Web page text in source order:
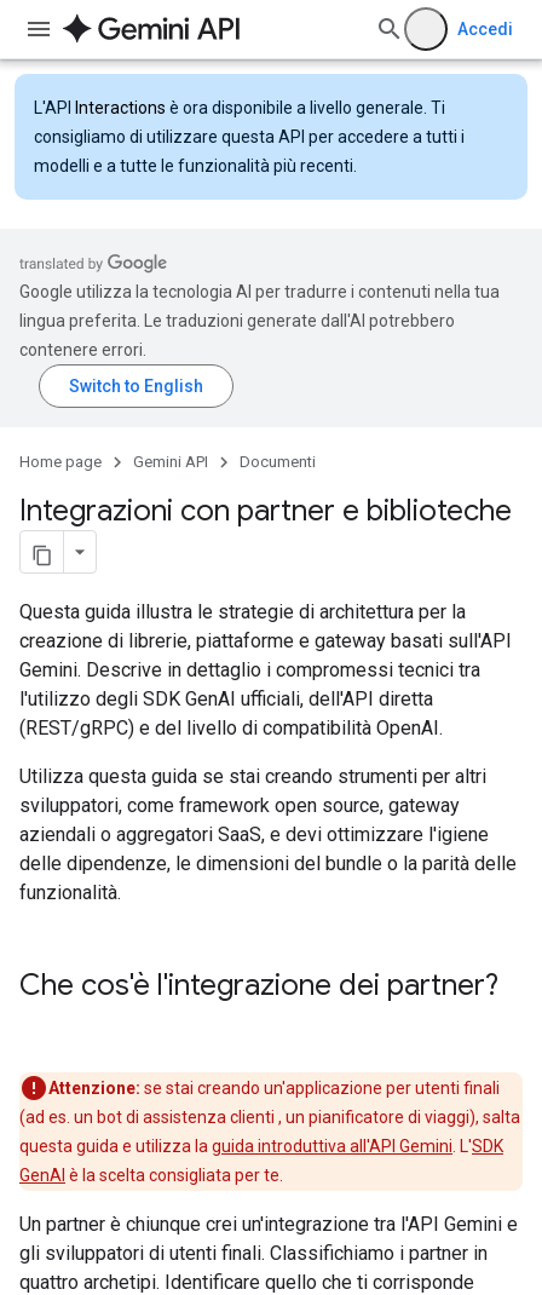
Accedi
L'API Interactions è ora disponibile a livello generale. Ti
consigliamo di utilizzare questa API per accedere a tutti i
modelli e a tutte le funzionalità più recenti.
Google utilizza la tecnologia AI per tradurre i contenuti nella tua
lingua preferita. Le traduzioni generate dall'AI potrebbero
contenere errori.
Home page Gemini API Documenti
Integrazioni con partner e biblioteche
Questa guida illustra le strategie di architettura per la
creazione di librerie, piattaforme e gateway basati sull'API
Gemini. Descrive in dettaglio i compromessi tecnici tra
l'utilizzo degli SDK GenAI ufficiali, dell'API diretta
(REST/gRPC) e del livello di compatibilità OpenAI.
Utilizza questa guida se stai creando strumenti per altri
sviluppatori, come framework open source, gateway
aziendali o aggregatori SaaS, e devi ottimizzare l'igiene
delle dipendenze, le dimensioni del bundle o la parità delle
funzionalità.
Che cos'è l'integrazione dei partner?
Attenzione: se stai creando un'applicazione per utenti finali
(ad es. un bot di assistenza clienti , un pianificatore di viaggi), salta
questa guida e utilizza la guida introduttiva all'API Gemini . L'SDK
GenAI è la scelta consigliata per te.
Un partner è chiunque crei un'integrazione tra l'API Gemini e
gli sviluppatori di utenti finali. Classifichiamo i partner in
quattro archetipi. Identificare quello che ti corrisponde